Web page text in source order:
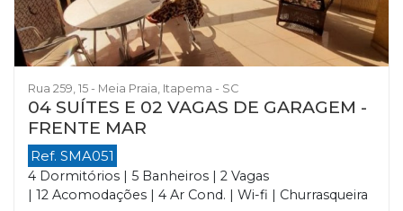
Rua 259, 15 - Meia Praia, Itapema - SC
04 SUÍTES E 02 VAGAS DE GARAGEM -
FRENTE MAR
Ref. SMA051
4 Dormitórios | 5 Banheiros | 2 Vagas
| 12 Acomodações | 4 Ar Cond. | Wi-fi | Churrasqueira